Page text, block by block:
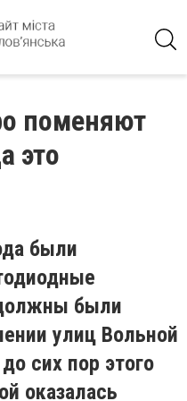
поменяют
это
были
были
улиц Вольной
сих пор этого
оказалась